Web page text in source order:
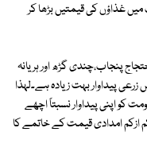
غذاؤں کی قیمتیں بڑھا کر
پنجاب،چندی گڑھ اور ہریانہ
پیداوار بہت زیادہ ہے۔لہذا
کو اپنی پیداوار نسبتاً اچھے
ازکم امدادی قیمت کے خاتمے کا